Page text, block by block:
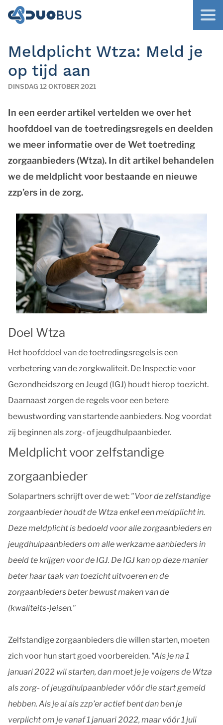
Meldplicht Wtza: Meld je
op tijd aan
DINSDAG 12 OKTOBER 2021
In een eerder artikel vertelden we over het
hoofddoel van de toetredingsregels en deelden
we meer informatie over de Wet toetreding
zorgaanbieders (Wtza). In dit artikel behandelen
we de meldplicht voor bestaande en nieuwe
zzp’ers in de zorg.
Doel Wtza
Het hoofddoel van de toetredingsregels is een
verbetering van de zorgkwaliteit. De Inspectie voor
Gezondheidszorg en Jeugd (IGJ) houdt hierop toezicht.
Daarnaast zorgen de regels voor een betere
bewustwording van startende aanbieders. Nog voordat
zij beginnen als zorg- of jeugdhulpaanbieder.
Meldplicht voor zelfstandige
zorgaanbieder
Solapartners schrijft over de wet: "Voor de zelfstandige
zorgaanbieder houdt de Wtza enkel een meldplicht in.
Deze meldplicht is bedoeld voor alle zorgaanbieders en
jeugdhulpaanbieders om alle werkzame aanbieders in
beeld te krijgen voor de IGJ. De IGJ kan op deze manier
beter haar taak van toezicht uitvoeren en de
zorgaanbieders beter bewust maken van de
(kwaliteits-)eisen."
Zelfstandige zorgaanbieders die willen starten, moeten
zich voor hun start goed voorbereiden. "Als je na 1
januari 2022 wil starten, dan moet je je volgens de Wtza
als zorg- of jeugdhulpaanbieder vóór die start gemeld
hebben. Als je al als zzp’er actief bent dan ben je
verplicht om je vanaf 1 januari 2022, maar vóór 1 juli